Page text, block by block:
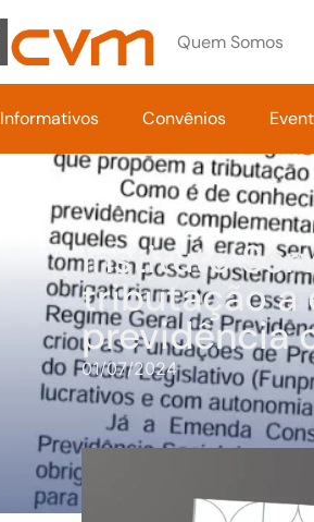
Quem Somos
Informativos Convênios
Instituto
tributação a
previdência
01/07/2024